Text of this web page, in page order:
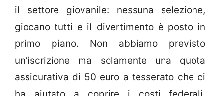
il settore giovanile: nessuna selezione,
giocano tutti e il divertimento è posto in
primo piano. Non abbiamo previsto
un’iscrizione ma solamente una quota
assicurativa di 50 euro a tesserato che ci